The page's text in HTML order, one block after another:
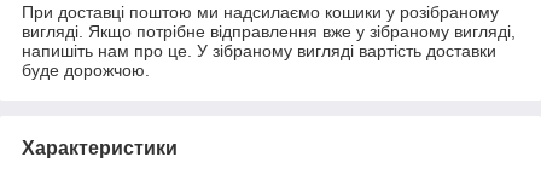
При доставці поштою ми надсилаємо кошики у розібраному
вигляді. Якщо потрібне відправлення вже у зібраному вигляді,
напишіть нам про це. У зібраному вигляді вартість доставки
буде дорожчою.
Характеристики